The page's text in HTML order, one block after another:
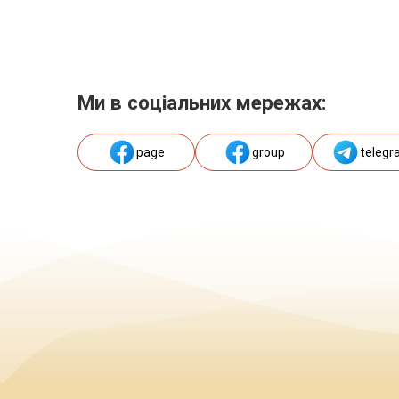
Ми в соціальних мережах:
page group